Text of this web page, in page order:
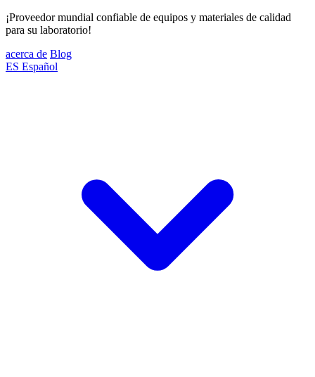
¡Proveedor mundial confiable de equipos y materiales de calidad
para su laboratorio!
acerca de Blog
ES Español